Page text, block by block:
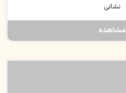
نشانی
مشاهده